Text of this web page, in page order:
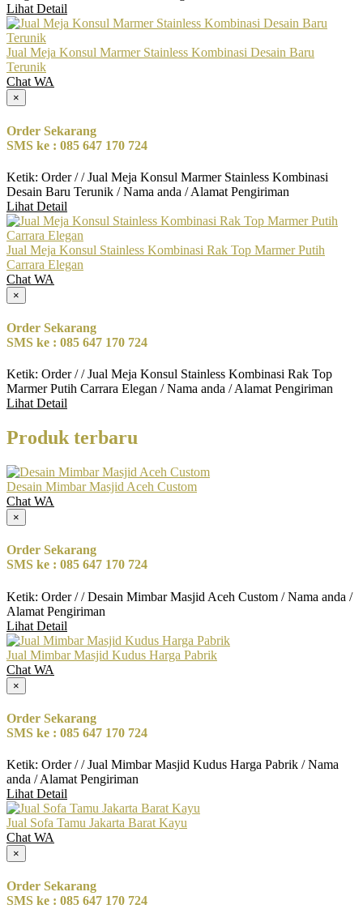
Lihat Detail
Jual Meja Konsul Marmer Stainless Kombinasi Desain Baru
Terunik
Chat WA
×
Order Sekarang
SMS ke : 085 647 170 724
Ketik: Order / / Jual Meja Konsul Marmer Stainless Kombinasi
Desain Baru Terunik / Nama anda / Alamat Pengiriman
Lihat Detail
Jual Meja Konsul Stainless Kombinasi Rak Top Marmer Putih
Carrara Elegan
Chat WA
×
Order Sekarang
SMS ke : 085 647 170 724
Ketik: Order / / Jual Meja Konsul Stainless Kombinasi Rak Top
Marmer Putih Carrara Elegan / Nama anda / Alamat Pengiriman
Lihat Detail
Produk terbaru
Desain Mimbar Masjid Aceh Custom
Chat WA
×
Order Sekarang
SMS ke : 085 647 170 724
Ketik: Order / / Desain Mimbar Masjid Aceh Custom / Nama anda /
Alamat Pengiriman
Lihat Detail
Jual Mimbar Masjid Kudus Harga Pabrik
Chat WA
×
Order Sekarang
SMS ke : 085 647 170 724
Ketik: Order / / Jual Mimbar Masjid Kudus Harga Pabrik / Nama
anda / Alamat Pengiriman
Lihat Detail
Jual Sofa Tamu Jakarta Barat Kayu
Chat WA
×
Order Sekarang
SMS ke : 085 647 170 724